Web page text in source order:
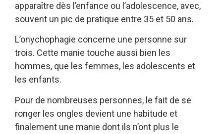
apparaître dès l’enfance ou l’adolescence, avec,
souvent un pic de pratique entre 35 et 50 ans.
L’onychophagie concerne une personne sur
trois. Cette manie touche aussi bien les
hommes, que les femmes, les adolescents et
les enfants.
Pour de nombreuses personnes, le fait de se
ronger les ongles devient une habitude et
finalement une manie dont ils n’ont plus le